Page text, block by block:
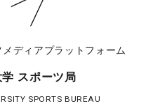
メディアプラットフォーム
スポーツ局
SPORTS BUREAU